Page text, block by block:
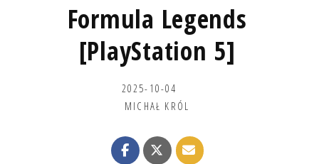
Formula Legends
[PlayStation 5]
2025-10-04
MICHAŁ KRÓL